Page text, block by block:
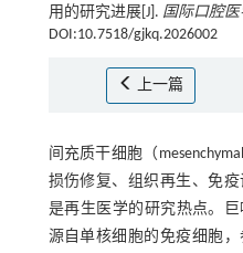
用的研究进展[J]. 国际口腔
DOI:10.7518/gjkq.2026002
上一篇
间充质干细胞（
损伤修复、组织再生、免疫
是再生医学的研究热点。巨
源自单核细胞的免疫细胞